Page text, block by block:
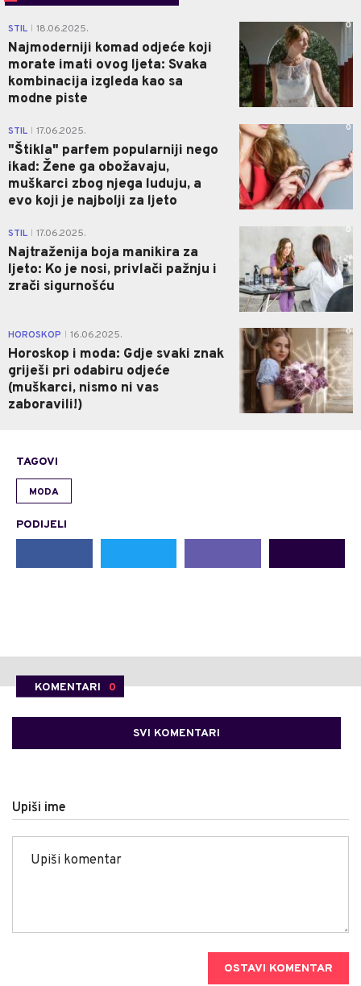
STIL 18.06.2025.
Najmoderniji komad odjeće koji
morate imati ovog ljeta: Svaka
kombinacija izgleda kao sa
modne piste
0
STIL 17.06.2025.
"Štikla" parfem popularniji nego
ikad: Žene ga obožavaju,
muškarci zbog njega luduju, a
evo koji je najbolji za ljeto
0
STIL 17.06.2025.
Najtraženija boja manikira za
ljeto: Ko je nosi, privlači pažnju i
zrači sigurnošću
0
HOROSKOP 16.06.2025.
Horoskop i moda: Gdje svaki znak
griješi pri odabiru odjeće
(muškarci, nismo ni vas
zaboravili!)
0
TAGOVI
MODA
PODIJELI
KOMENTARI 0
SVI KOMENTARI
Upiši ime
OSTAVI KOMENTAR